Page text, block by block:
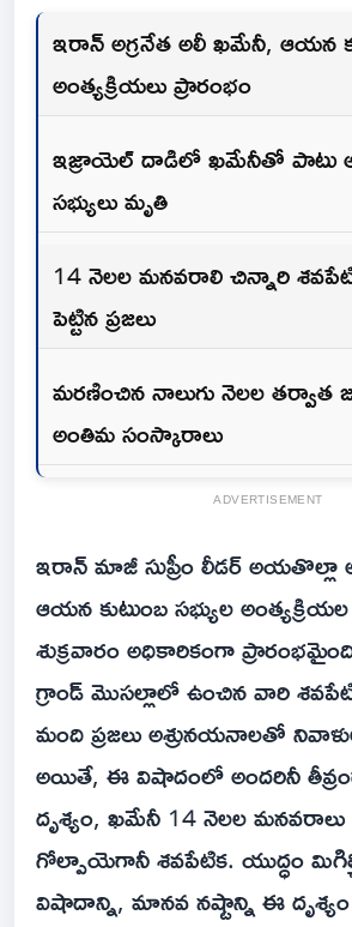
ఇరాన్ అగ్రనేత అలీ ఖమేనీ, ఆయన
అంత్యక్రియలు ప్రారంభం
ఇజ్రాయెల్ దాడిలో ఖమేనీతో పాటు
సభ్యులు మృతి
14 నెలల మనవరాలి చిన్నారి
పెట్టిన ప్రజలు
మరణించిన నాలుగు నెలల తర్వాత
అంతిమ సంస్కారాలు
ADVERTISEMENT
ఇరాన్ మాజీ సుప్రీం లీడర్ అయతొల్లా
ఆయన కుటుంబ సభ్యుల అంత్యక్రియల
శుక్రవారం అధికారికంగా
గ్రాండ్ మొసల్లాలో ఉంచిన వారి
మంది ప్రజలు అశ్రునయనాలతో
అయితే, ఈ విషాదంలో అందరినీ
దృశ్యం, ఖమేనీ 14 నెలల
గోల్పాయెగానీ శవపేటిక. యుద్ధం
విషాదాన్ని, మానవ నష్టాన్ని ఈ దృశ్యం